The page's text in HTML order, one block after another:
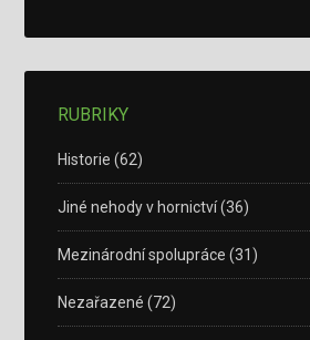
RUBRIKY
Historie (62)
Jiné nehody v hornictví(36)
Mezinárodní spolupráce (31)
Nezařazené (72)